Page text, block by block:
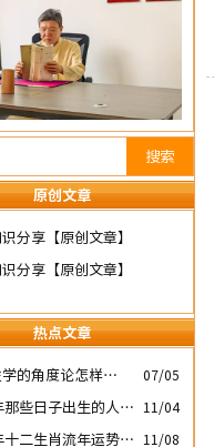
搜索
原创文章
分享【原创文章】
分享【原创文章】
热点文章
的角度论怎样掌握
祸
07/05
那些日子出生的人会 11/04
十二生肖流年运势概 11/08